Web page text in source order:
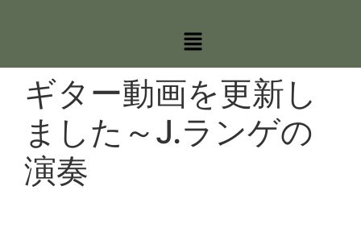
ギター動画を更新し
ました～J.ランゲの
演奏